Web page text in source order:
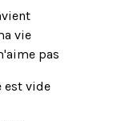
vie
pas
est vide